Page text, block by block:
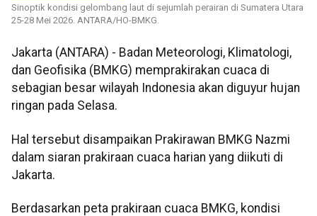
Sinoptik kondisi gelombang laut di sejumlah perairan di Sumatera Utara
25-28 Mei 2026. ANTARA/HO-BMKG.
Jakarta (ANTARA) - Badan Meteorologi, Klimatologi,
dan Geofisika (BMKG) memprakirakan cuaca di
sebagian besar wilayah Indonesia akan diguyur hujan
ringan pada Selasa.
Hal tersebut disampaikan Prakirawan BMKG Nazmi
dalam siaran prakiraan cuaca harian yang diikuti di
Jakarta.
Berdasarkan peta prakiraan cuaca BMKG, kondisi